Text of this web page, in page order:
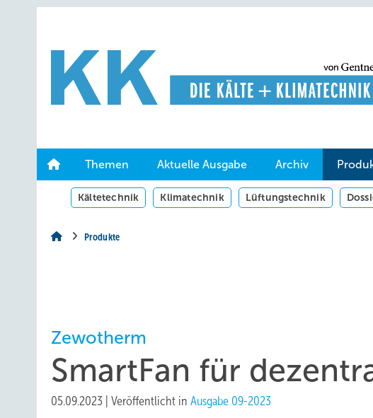
Hauptinhalt
Hauptmenü
Themen Aktuelle Ausgabe Archiv
Kältetechnik Klimatechnik Lüftungstechnik
Produkte
Zewotherm
SmartFan für
05.09.2023 Veröffentlicht in Ausgabe 09-2023